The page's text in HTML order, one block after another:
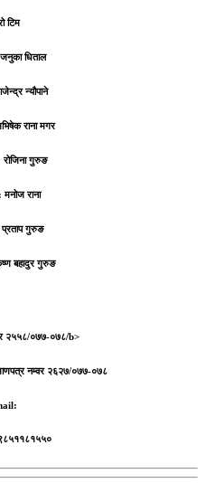
टिम
धिताल
न्यौपाने
राना मगर
रोजिना गुरुङ
मनोज राना
प्रताप गुरुङ
बहादुर गुरुङ
२५५८/०७७-०७८/b>
नम्वर २६२७/०७७-०७८
९८५११८१५५०